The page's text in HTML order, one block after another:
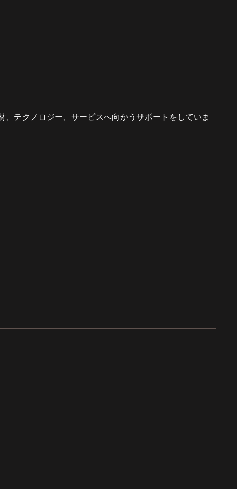
テクノロジー、サービスへ向かうサポートをしていま